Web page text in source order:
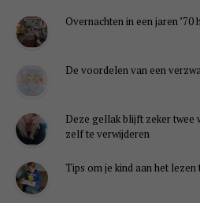
Overnachten in een jaren ’70
De voordelen van een
Deze gellak blijft zeker twee
zelf te verwijderen
Tips om je kind aan het lezen